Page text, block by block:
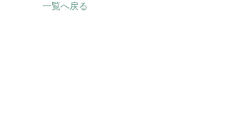
一覧へ戻る